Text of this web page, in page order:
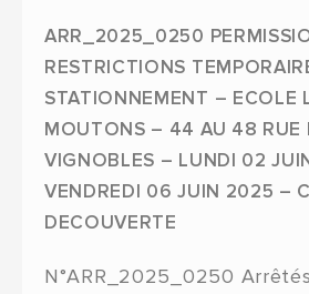
ARR_2025_0250
RESTRICTIONS
STATIONNEMENT – ECOLE
MOUTONS – 44 AU 48 RUE
VIGNOBLES – LUNDI 02
VENDREDI 06 JUIN 2025 –
DECOUVERTE
N°ARR_2025_0250